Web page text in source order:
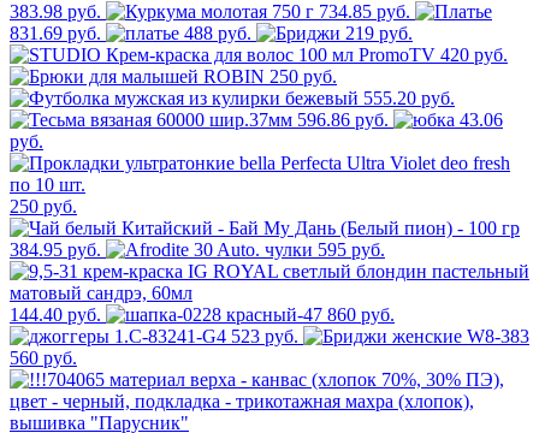
383.98 руб.
734.85 руб.
831.69 руб.
488 руб.
219 руб.
420 руб.
250 руб.
555.20 руб.
596.86 руб.
43.06
руб.
250 руб.
384.95 руб. 595 руб.
144.40 руб.
860 руб.
523 руб.
560 руб.